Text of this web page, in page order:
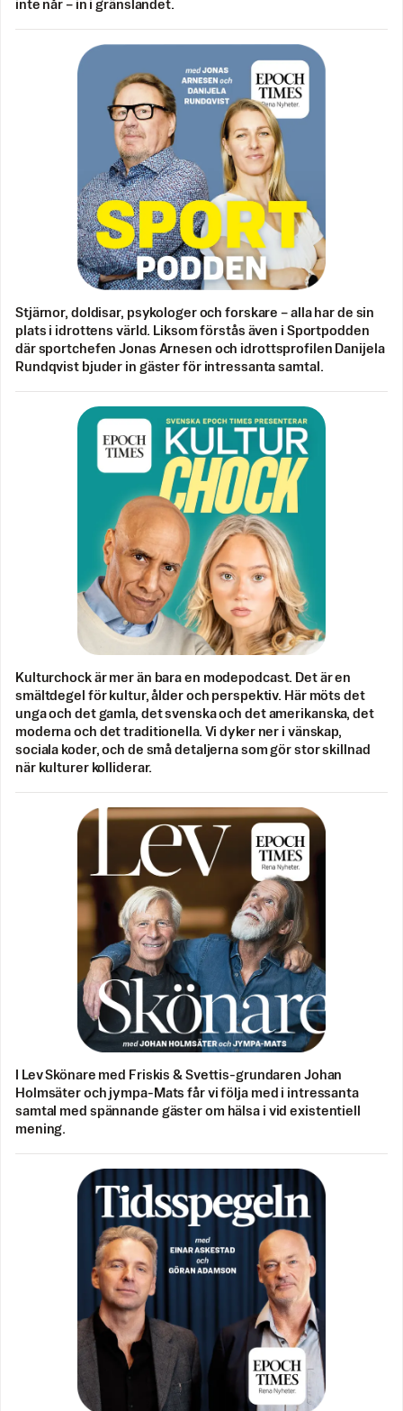
inte når – in i gränslandet.
Stjärnor, doldisar, psykologer och forskare – alla har de sin
plats i idrottens värld. Liksom förstås även i Sportpodden
där sportchefen Jonas Arnesen och idrottsprofilen Danijela
Rundqvist bjuder in gäster för intressanta samtal.
Kulturchock är mer än bara en modepodcast. Det är en
smältdegel för kultur, ålder och perspektiv. Här möts det
unga och det gamla, det svenska och det amerikanska, det
moderna och det traditionella. Vi dyker ner i vänskap,
sociala koder, och de små detaljerna som gör stor skillnad
när kulturer kolliderar.
I Lev Skönare med Friskis & Svettis-grundaren Johan
Holmsäter och jympa-Mats får vi följa med i intressanta
samtal med spännande gäster om hälsa i vid existentiell
mening.